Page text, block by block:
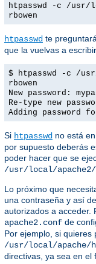
htpasswd -c /usr/
rbowen
htpasswd te
que la vuelvas a
$ htpasswd -c /
rbowen
New password:
Re-type new
Adding password
Si htpasswd no está
por supuesto deberás
poder hacer que se
/usr/local/apache2/
Lo próximo que
una contraseña y así
autorizados a acceder.
apache2.conf de
Por ejemplo, si quieres
/usr/local/apache/
directivas, ya sea en el